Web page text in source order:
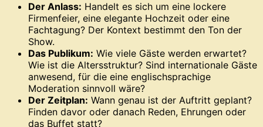
Der Anlass: Handelt es sich um eine lockere
Firmenfeier, eine elegante Hochzeit oder eine
Fachtagung? Der Kontext bestimmt den Ton der
Show.
Das Publikum: Wie viele Gäste werden erwartet?
Wie ist die Altersstruktur? Sind internationale Gäste
anwesend, für die eine englischsprachige
Moderation sinnvoll wäre?
Der Zeitplan: Wann genau ist der Auftritt geplant?
Finden davor oder danach Reden, Ehrungen oder
das Buffet statt?